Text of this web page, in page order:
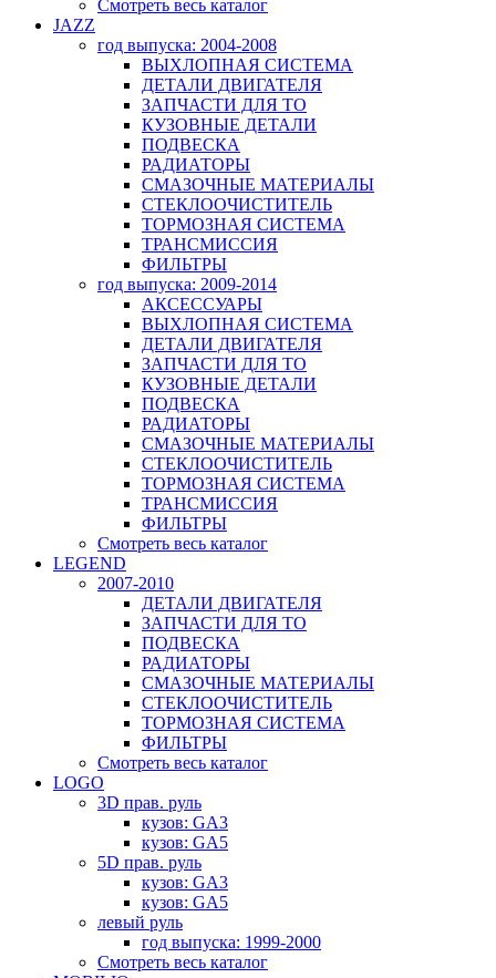
Смотреть весь каталог
JAZZ
год выпуска: 2004-2008
ВЫХЛОПНАЯ СИСТЕМА
ДЕТАЛИ ДВИГАТЕЛЯ
ЗАПЧАСТИ ДЛЯ ТО
КУЗОВНЫЕ ДЕТАЛИ
ПОДВЕСКА
РАДИАТОРЫ
СМАЗОЧНЫЕ МАТЕРИАЛЫ
СТЕКЛООЧИСТИТЕЛЬ
ТОРМОЗНАЯ СИСТЕМА
ТРАНСМИССИЯ
ФИЛЬТРЫ
год выпуска: 2009-2014
АКСЕССУАРЫ
ВЫХЛОПНАЯ СИСТЕМА
ДЕТАЛИ ДВИГАТЕЛЯ
ЗАПЧАСТИ ДЛЯ ТО
КУЗОВНЫЕ ДЕТАЛИ
ПОДВЕСКА
РАДИАТОРЫ
СМАЗОЧНЫЕ МАТЕРИАЛЫ
СТЕКЛООЧИСТИТЕЛЬ
ТОРМОЗНАЯ СИСТЕМА
ТРАНСМИССИЯ
ФИЛЬТРЫ
Смотреть весь каталог
LEGEND
2007-2010
ДЕТАЛИ ДВИГАТЕЛЯ
ЗАПЧАСТИ ДЛЯ ТО
ПОДВЕСКА
РАДИАТОРЫ
СМАЗОЧНЫЕ МАТЕРИАЛЫ
СТЕКЛООЧИСТИТЕЛЬ
ТОРМОЗНАЯ СИСТЕМА
ФИЛЬТРЫ
Смотреть весь каталог
LOGO
3D прав. руль
кузов: GA3
кузов: GA5
5D прав. руль
кузов: GA3
кузов: GA5
левый руль
год выпуска: 1999-2000
Смотреть весь каталог